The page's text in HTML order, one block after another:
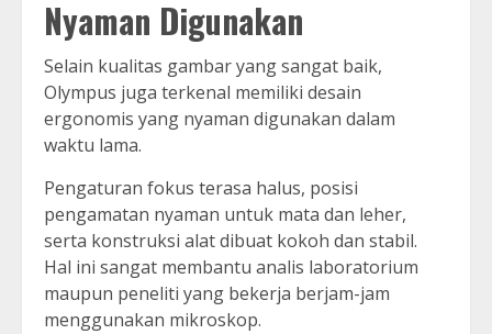
Nyaman Digunakan
Selain kualitas gambar yang sangat baik,
Olympus juga terkenal memiliki desain
ergonomis yang nyaman digunakan dalam
waktu lama.
Pengaturan fokus terasa halus, posisi
pengamatan nyaman untuk mata dan leher,
serta konstruksi alat dibuat kokoh dan stabil.
Hal ini sangat membantu analis laboratorium
maupun peneliti yang bekerja berjam-jam
menggunakan mikroskop.